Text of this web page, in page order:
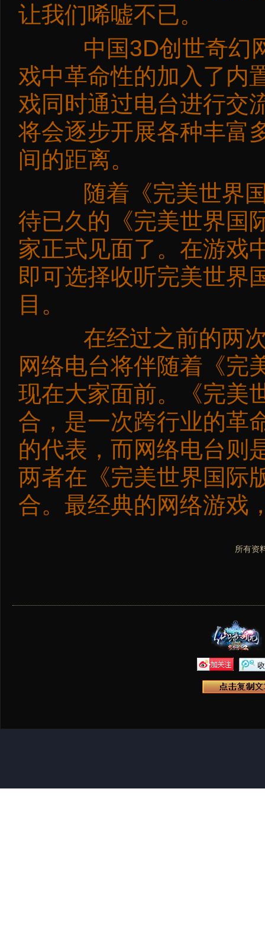
让我们唏嘘不已。
中国3D创世奇幻网
戏中革命性的加入了内
戏同时通过电台进行交
将会逐步开展各种丰富
间的距离。
随着《完美世界国
待已久的《完美世界国
家正式见面了。在游戏
即可选择收听完美世界
目。
在经过之前的两次
网络电台将伴随着《完
现在大家面前。《完美
合，是一次跨行业的革
的代表，而网络电台则
两者在《完美世界国际
合。最经典的网络游戏
所有资